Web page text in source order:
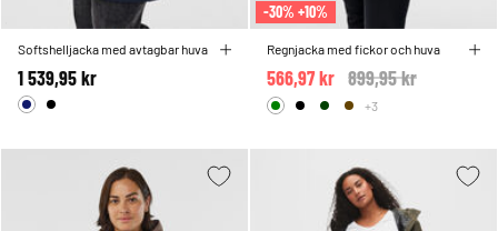
Softshelljacka med avtagbar huva
1 539,95 kr
-30% +10%
Regnjacka med fickor och huva
Price reduced from
899,95 kr
566,97 kr
+3